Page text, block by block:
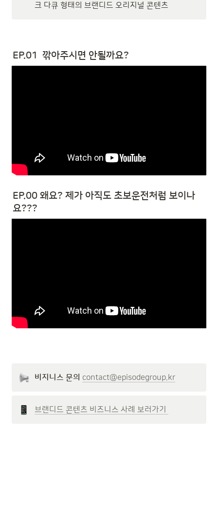
크 다큐 형태의 브랜디드 오리지널 콘텐츠
EP.01  깎아주시면 안될까요?
EP.00 왜요? 제가 아직도 초보운전처럼 보이나
요???
비지니스 문의 contact@episodegroup.kr
브랜디드 콘텐츠 비즈니스 사례 보러가기